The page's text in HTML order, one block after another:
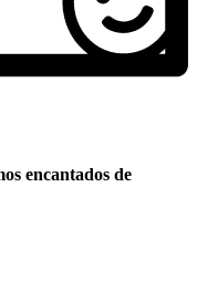
encantados de